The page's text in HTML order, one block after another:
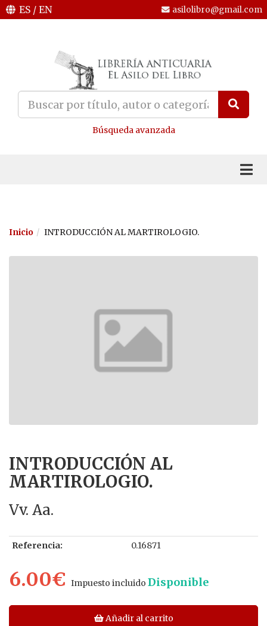
ES / EN asilolibro@gmail.com
Búsqueda avanzada
Inicio INTRODUCCIÓN AL MARTIROLOGIO.
INTRODUCCIÓN AL
MARTIROLOGIO.
Vv. Aa.
Referencia: 0.16871
6.00€ Impuesto incluido Disponible
Añadir al carrito